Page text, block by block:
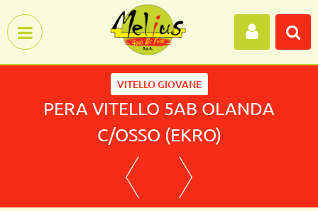
VITELLO GIOVANE
PERA VITELLO 5AB OLANDA
C/OSSO (EKRO)